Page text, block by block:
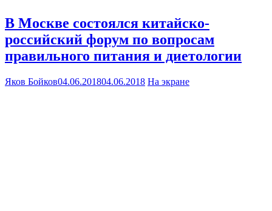
В Москве состоялся китайско-
российский форум по вопросам
правильного питания и диетологии
Яков Бойков04.06.201804.06.2018 На экране